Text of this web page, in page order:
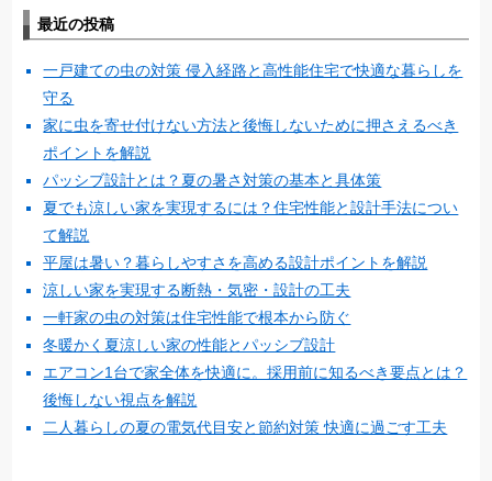
最近の投稿
一戸建ての虫の対策 侵入経路と高性能住宅で快適な暮らしを
守る
家に虫を寄せ付けない方法と後悔しないために押さえるべき
ポイントを解説
パッシブ設計とは？夏の暑さ対策の基本と具体策
夏でも涼しい家を実現するには？住宅性能と設計手法につい
て解説
平屋は暑い？暮らしやすさを高める設計ポイントを解説
涼しい家を実現する断熱・気密・設計の工夫
一軒家の虫の対策は住宅性能で根本から防ぐ
冬暖かく夏涼しい家の性能とパッシブ設計
エアコン1台で家全体を快適に。採用前に知るべき要点とは？
後悔しない視点を解説
二人暮らしの夏の電気代目安と節約対策 快適に過ごす工夫